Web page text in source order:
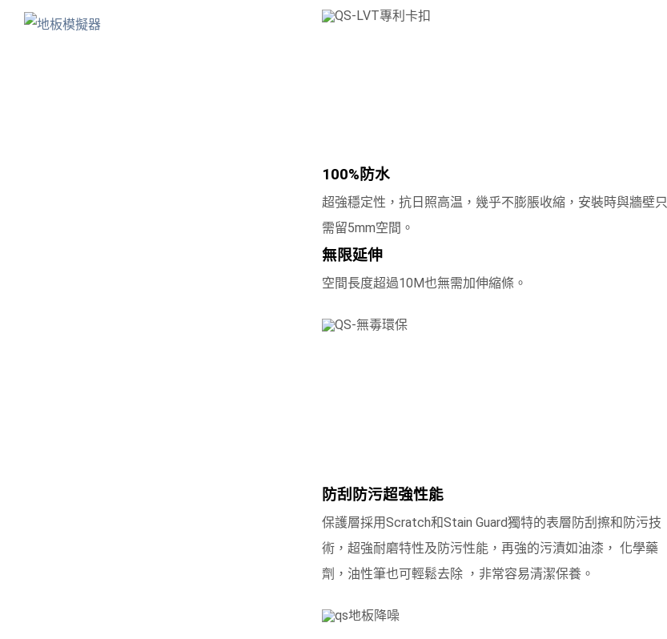
100%防水
超強穩定性，抗日照高温，幾乎不膨脹收縮，安裝時與牆壁只
需留5mm空間。
無限延伸
空間長度超過10M也無需加伸縮條。
防刮防污超強性能
保護層採用Scratch和Stain Guard獨特的表層防刮擦和防污技
術，超強耐磨特性及防污性能，再強的污漬如油漆， 化學藥
劑，油性筆也可輕鬆去除 ，非常容易清潔保養。